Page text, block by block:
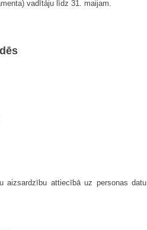
vadītāju līdz 31. maijam.
aizsardzību attiecībā uz personas datu